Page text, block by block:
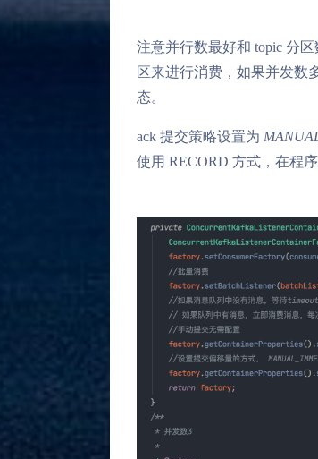
注意并行数最好和 topic 分
区来进行消费，如果并发数
态。
ack 提交策略设置为
使用 RECORD 方式，在程